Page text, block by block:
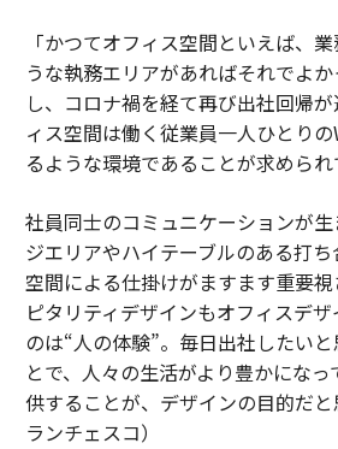
「かつてオフィス空間といえば、
うな執務エリアがあればそれでよ
し、コロナ禍を経て再び出社回帰
ィス空間は働く従業員一人ひとり
るような環境であることが求められ
社員同士のコミュニケーションが
ジエリアやハイテーブルのある打ち
空間による仕掛けがますます重要
ピタリティデザインもオフィスデ
のは“人の体験”。毎日出社したい
とで、人々の生活がより豊かにな
供することが、デザインの目的だ
ランチェスコ）